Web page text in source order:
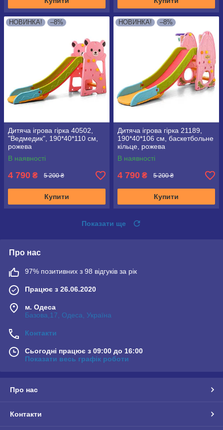
НОВИНКА! –8%
Дитяча ігрова гірка 40502,
"Ведмедик", 190*40*110 см,
рожева
В наявності
4 790 ₴ 5 200 ₴
Купити
НОВИНКА! –8%
Дитяча ігрова гірка 21189,
190*40*106 см, баскетбольне
кільце, рожева
В наявності
4 790 ₴ 5 200 ₴
Купити
Показати ще
Про нас
97% позитивних з 98 відгуків за рік
Працює з 26.06.2020
м. Одеса
Базова,17, Одеса, Україна
Контакти
Сьогодні працює з 09:00 до 16:00
Показати весь графік роботи
Про нас
Контакти